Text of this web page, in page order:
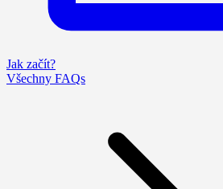
Jak začít?
Všechny FAQs